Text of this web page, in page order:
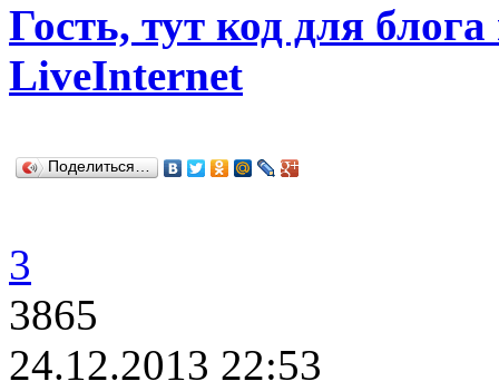
Гость, тут код для
LiveInternet
Поделиться…
3
3865
24.12.2013 22:53